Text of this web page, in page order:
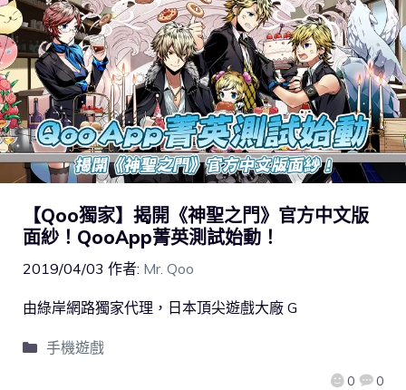
【Qoo獨家】揭開《神聖之門》官方中文版
面紗！QooApp菁英測試始動！
2019/04/03 作者: Mr. Qoo
0 0
由綠岸網路獨家代理，日本頂尖遊戲大廠 G
手機遊戲